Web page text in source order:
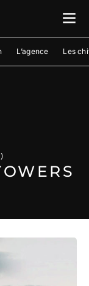
L’agence Les